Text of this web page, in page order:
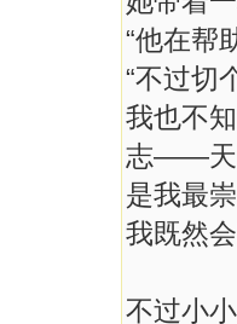
“他在帮
“不过切
我也不
志——天
是我最
我既然
不过小